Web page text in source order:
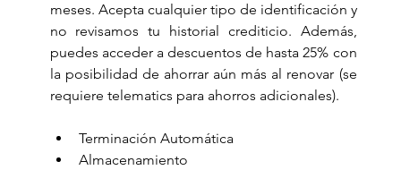
meses. Acepta cualquier tipo de identificación y
no revisamos tu historial crediticio. Además,
puedes acceder a descuentos de hasta 25% con
la posibilidad de ahorrar aún más al renovar (se
requiere telematics para ahorros adicionales).
Terminación Automática
Almacenamiento